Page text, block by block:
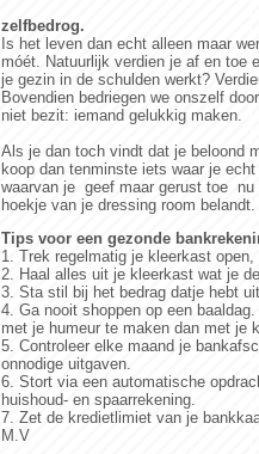
zelfbedrog.
Is het leven dan echt alleen maar
móét. Natuurlijk verdien je af en toe
je gezin in de schulden werkt?
Bovendien bedriegen we onszelf
niet bezit: iemand gelukkig maken.
Als je dan toch vindt dat je beloond
koop dan tenminste iets waar je
waarvan je geef maar gerust toe nu
hoekje van je dressing room belandt.
Tips voor een gezonde
1. Trek regelmatig je kleerkast
2. Haal alles uit je kleerkast wat je
3. Sta stil bij het bedrag datje hebt
4. Ga nooit shoppen op een
met je humeur te maken dan met je
5. Controleer elke maand je
onnodige uitgaven.
6. Stort via een automatische
huishoud- en spaarrekening.
7. Zet de kredietlimiet van je
M.V